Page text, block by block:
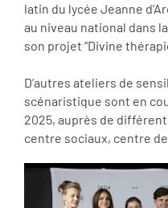
latin du lycée Jeanne
au niveau national dans
son projet “Divine
D’autres ateliers de
scénaristique sont en
2025, auprès de
centre sociaux, centre